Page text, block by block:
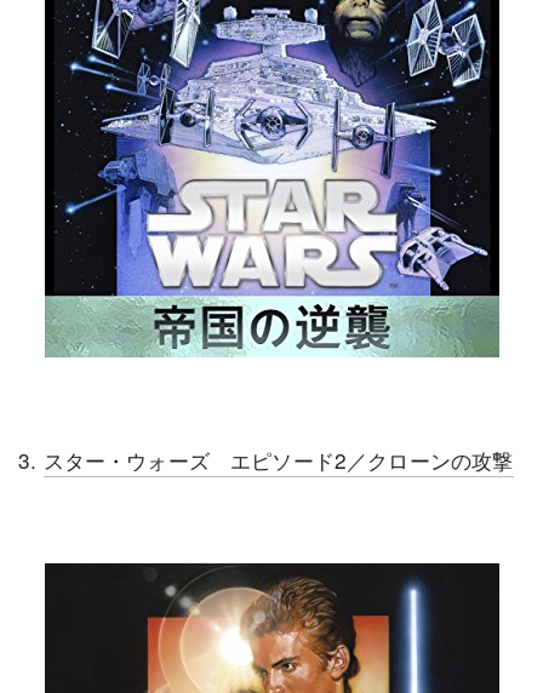
3. スター・ウォーズ エピソード2／クローンの攻撃